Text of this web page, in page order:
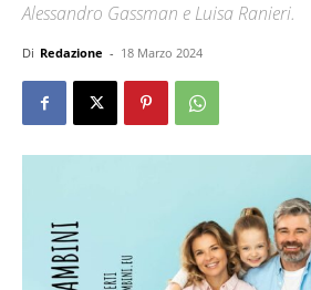
Alessandro Gassman e Luisa Ranieri.
Di Redazione - 18 Marzo 2024